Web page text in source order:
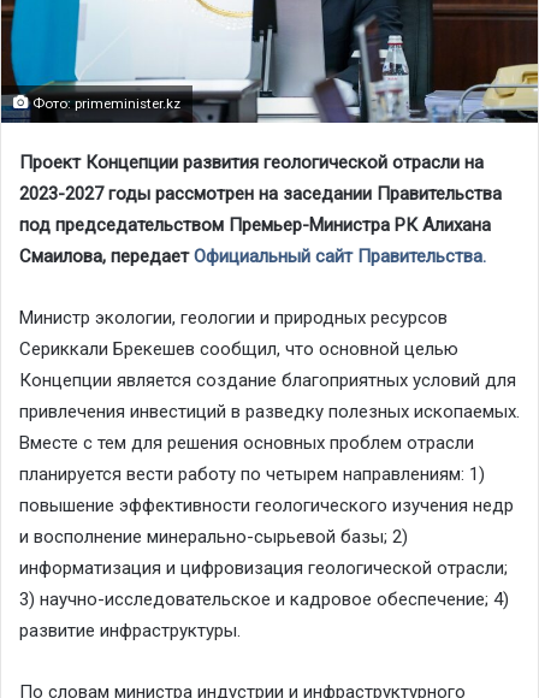
Фото: primeminister.kz
Проект Концепции развития геологической отрасли на
2023-2027 годы рассмотрен на заседании Правительства
под председательством Премьер-Министра РК Алихана
Смаилова, передаетОфициальный сайт Правительства.
Министр экологии, геологии и природных ресурсов
Сериккали Брекешев сообщил, что основной целью
Концепции является создание благоприятных условий для
привлечения инвестиций в разведку полезных ископаемых.
Вместе с тем для решения основных проблем отрасли
планируется вести работу по четырем направлениям: 1)
повышение эффективности геологического изучения недр
и восполнение минерально-сырьевой базы; 2)
информатизация и цифровизация геологической отрасли;
3) научно-исследовательское и кадровое обеспечение; 4)
развитие инфраструктуры.
По словам министра индустрии и инфраструктурного